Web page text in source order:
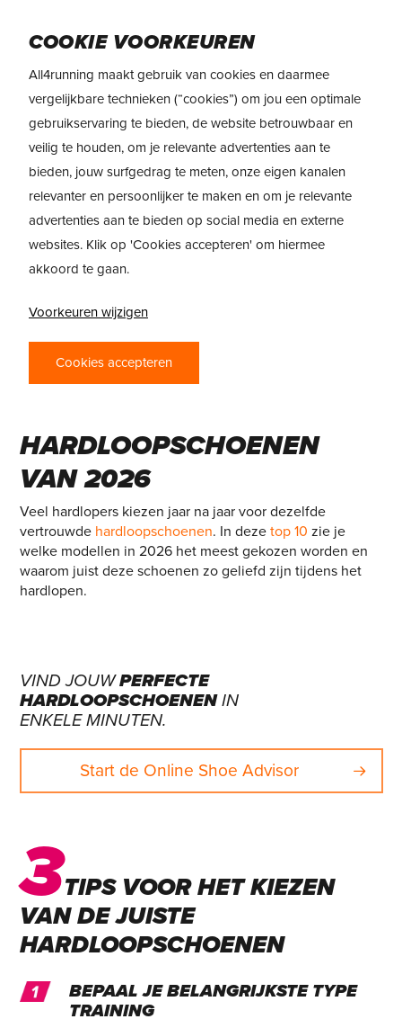
main
content
TOP 10
HARDLOOPSCHOENEN
VAN 2026
Veel hardlopers kiezen jaar na jaar voor dezelfde
vertrouwde hardloopschoenen. In deze top 10 zie je
welke modellen in 2026 het meest gekozen worden en
waarom juist deze schoenen zo geliefd zijn tijdens het
hardlopen.
VIND JOUWPERFECTE
HARDLOOPSCHOENENIN
ENKELE MINUTEN.
Start de Online Shoe Advisor
3TIPS VOOR HET KIEZEN
VAN DE JUISTE
HARDLOOPSCHOENEN
BEPAAL JE BELANGRIJKSTE TYPE
TRAINING
COOKIE VOORKEUREN
All4running maakt gebruik van cookies en daarmee
vergelijkbare technieken (“cookies”) om jou een optimale
gebruikservaring te bieden, de website betrouwbaar en
veilig te houden, om je relevante advertenties aan te
bieden, jouw surfgedrag te meten, onze eigen kanalen
relevanter en persoonlijker te maken en om je relevante
advertenties aan te bieden op social media en externe
websites. Klik op 'Cookies accepteren' om hiermee
akkoord te gaan.
Voorkeuren wijzigen
Cookies accepteren